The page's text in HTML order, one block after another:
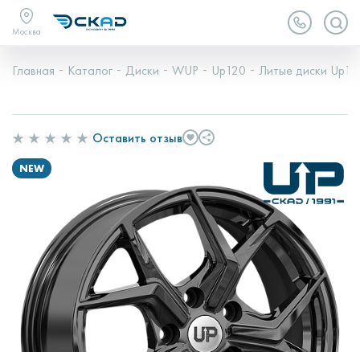
Москва
Главная Каталог Диски WUP Up120 Литые диски
Оставить отзыв
NEW